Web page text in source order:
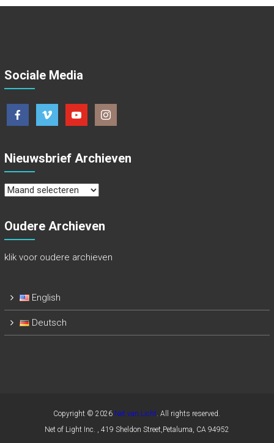
Sociale Media
Nieuwsbrief Archieven
Nieuwsbrief
Oudere Archieven
klik voor oudere archieven
English
Deutsch
Copyright © 2026 Net van Licht. All rights reserved.
Net of Light Inc. , 419 Sheldon Street,Petaluma, CA 94952